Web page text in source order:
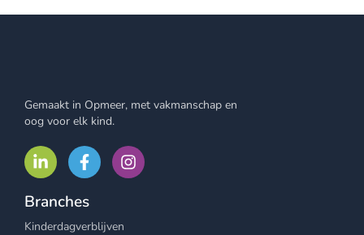
Gemaakt in Opmeer, met vakmanschap en
oog voor elk kind.
Branches
Kinderdagverblijven